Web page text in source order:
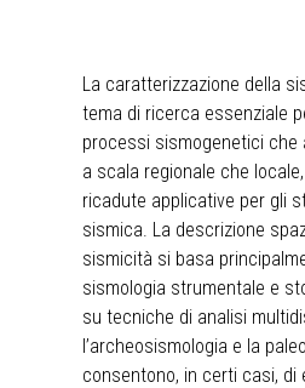
La caratterizzazione della
tema di ricerca essenziale
processi sismogenetici che
a scala regionale che
ricadute applicative per gli
sismica. La descrizione
sismicità si basa
sismologia strumentale e
su tecniche di analisi
l’archeosismologia e la
consentono, in certi casi, di